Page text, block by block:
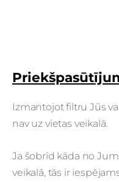
Izmantojot filtru Jūs
nav uz vietas veikalā.
Ja šobrīd kāda no
veikalā, tās ir